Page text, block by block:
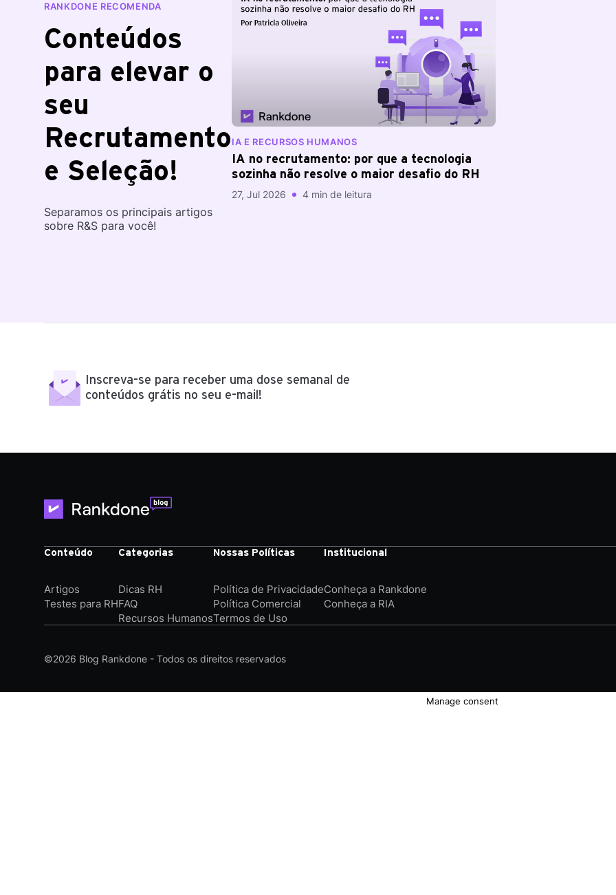
RANKDONE RECOMENDA
Conteúdos
para elevar o
seu
Recrutamento
e Seleção!
Separamos os principais artigos
sobre R&S para você!
IA E RECURSOS HUMANOS
IA no recrutamento: por que a tecnologia
sozinha não resolve o maior desafio do RH
27, Jul 2026 4 min de leitura
Inscreva-se para receber uma dose semanal de
conteúdos grátis no seu e-mail!
Conteúdo
Artigos
Testes para RH
Categorias
Dicas RH
FAQ
Recursos Humanos
Nossas Políticas
Política de Privacidade
Política Comercial
Termos de Uso
Institucional
Conheça a Rankdone
Conheça a RIA
©2026 Blog Rankdone - Todos os direitos reservados
Manage consent